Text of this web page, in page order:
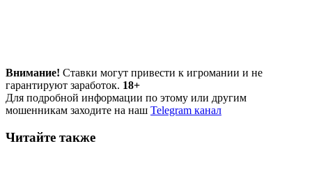
Внимание! Ставки могут привести к игромании и не
гарантируют заработок. 18+
Для подробной информации по этому или другим
мошенникам заходите на наш Telegram канал
Читайте также